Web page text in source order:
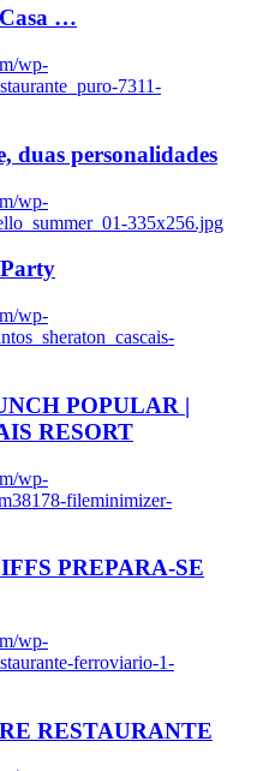
…
wp-
7311-
duas personalidades
wp-
335x256.jpg
wp-
POPULAR |
RESORT
wp-
fileminimizer-
PREPARA-SE
wp-
ferroviario-1-
RESTAURANTE